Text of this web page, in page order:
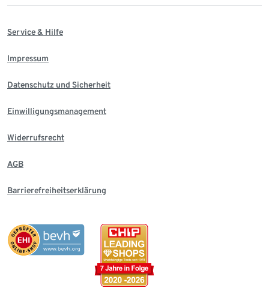
Service & Hilfe
Impressum
Datenschutz und Sicherheit
Einwilligungsmanagement
Widerrufsrecht
AGB
Barrierefreiheitserklärung